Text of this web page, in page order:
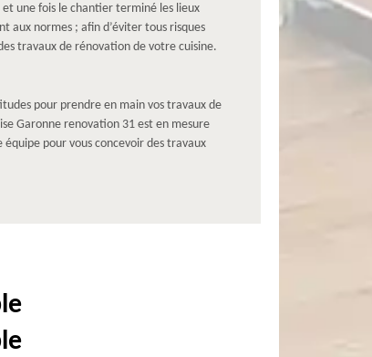
et une fois le chantier terminé les lieux
aux normes ; afin d’éviter tous risques
travaux de rénovation de votre cuisine.
pour prendre en main vos travaux de
Garonne renovation 31 est en mesure
équipe pour vous concevoir des travaux